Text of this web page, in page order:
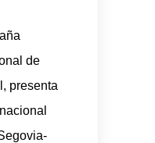
de
presenta